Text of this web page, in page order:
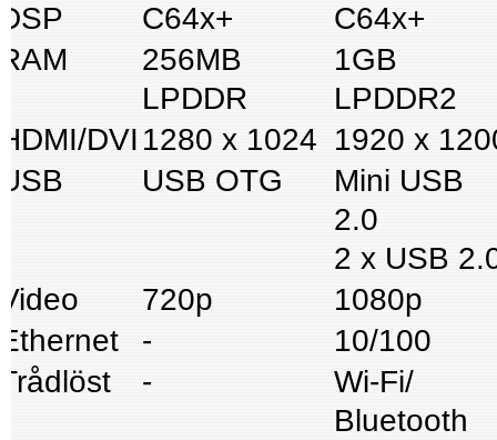
C64x+
C64x+
256MB
LPDDR
1GB
LPDDR2
DVI 1280 x 1024 1920 x
USB OTG
Mini USB
2.0
2 x USB
720p
1080p
-
10/100
-
Wi-Fi/
Bluetooth